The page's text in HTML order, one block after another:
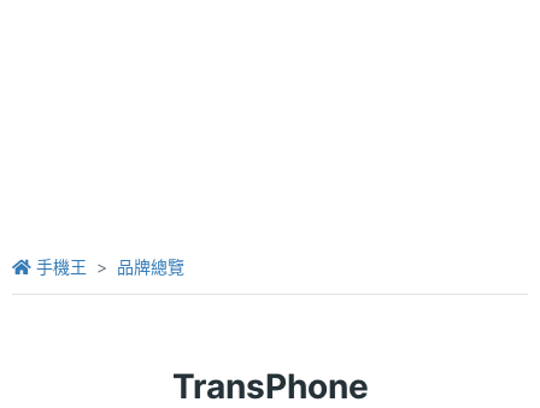
手機王 品牌總覽
TransPhone